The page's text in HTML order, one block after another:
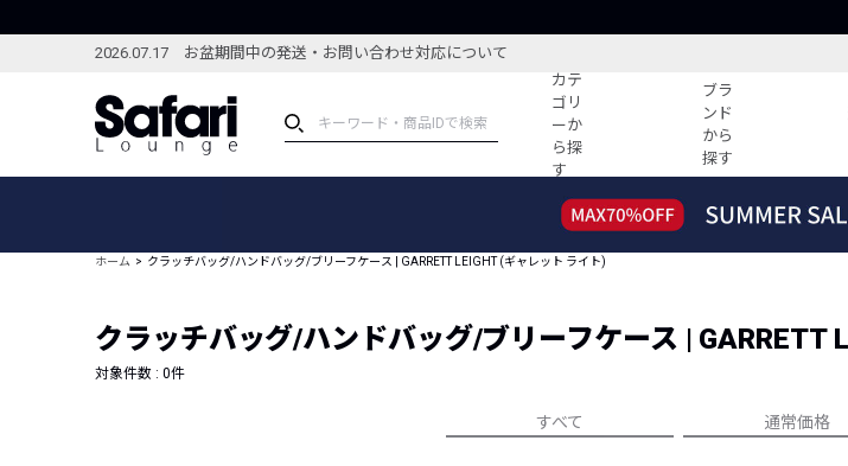
2026.07.17 お盆期間中の発送・お問い合わせ対応について
カテ
ゴリ
ーか
ら探
す
ブラ
ンド
から
探す
ブランドから探す
新着アイテム
編集部のおすすめアイテム
特集記事
コーディネート
すべての記事
HOTなコーデ TOP20
人気記事ランキング
ホーム クラッチバッグ/ハンドバッグ/ブリーフケース | GARRETT LEIGHT (ギャレット ライト)
クラッチバッグ/ハンドバッグ/ブリーフケース | GARRETT
対象件数 : 0件
すべて 通常価格